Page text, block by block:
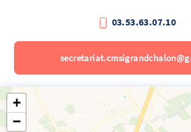
03.53.63.07.10
+
−